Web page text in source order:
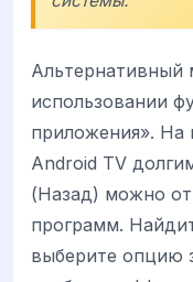
Альтернативный
использовании
приложения». На
Android TV
(Назад) можно
программ.
выберите опцию